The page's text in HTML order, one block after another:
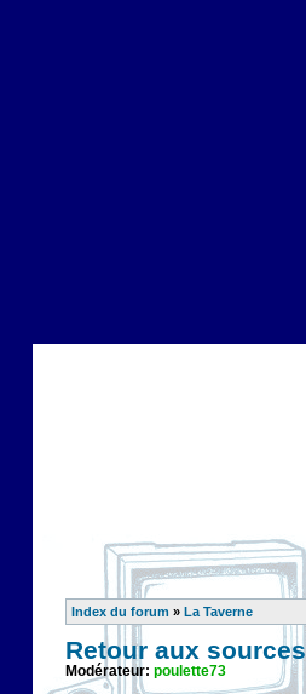
Index du forum » La Taverne
Retour aux sources
Modérateur: poulette73